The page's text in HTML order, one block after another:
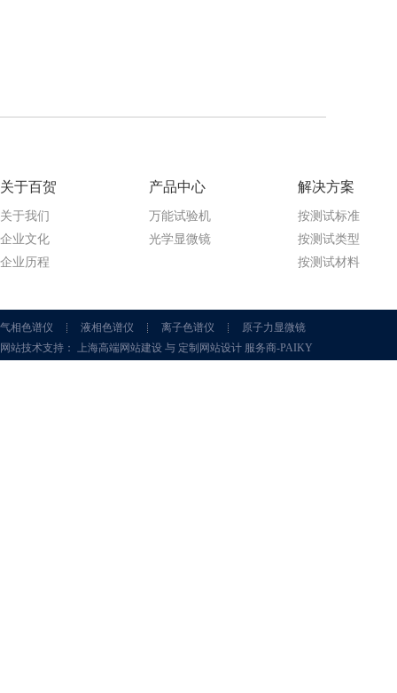
关于百贺
关于我们
企业文化
企业历程
产品中心
万能试验机
光学显微镜
解决方案
按测试标准
按测试类型
按测试材料
气相色谱仪 液相色谱仪 离子色谱仪
原子力显微镜
网站技术支持： 上海高端网站建设 与 定制网站设计 服务商-PAIKY